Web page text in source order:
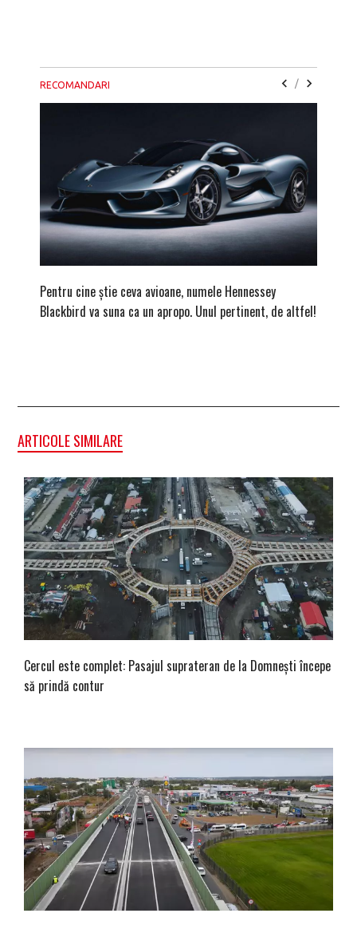
RECOMANDARI /
Pentru cine știe ceva avioane, numele Hennessey
Blackbird va suna ca un apropo. Unul pertinent, de altfel!
ARTICOLE SIMILARE
Cercul este complet: Pasajul suprateran de la Domnești începe
să prindă contur